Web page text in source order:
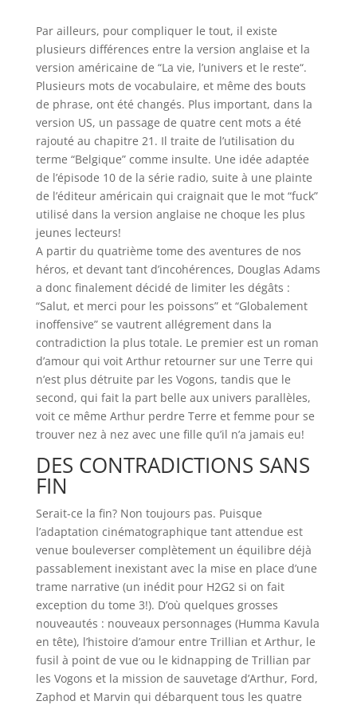
Par ailleurs, pour compliquer le tout, il existe
plusieurs différences entre la version anglaise et la
version américaine de “La vie, l’univers et le reste“.
Plusieurs mots de vocabulaire, et même des bouts
de phrase, ont été changés. Plus important, dans la
version US, un passage de quatre cent mots a été
rajouté au chapitre 21. Il traite de l’utilisation du
terme “Belgique” comme insulte. Une idée adaptée
de l’épisode 10 de la série radio, suite à une plainte
de l’éditeur américain qui craignait que le mot “fuck”
utilisé dans la version anglaise ne choque les plus
jeunes lecteurs!
A partir du quatrième tome des aventures de nos
héros, et devant tant d’incohérences, Douglas Adams
a donc finalement décidé de limiter les dégâts :
“Salut, et merci pour les poissons” et “Globalement
inoffensive” se vautrent allégrement dans la
contradiction la plus totale. Le premier est un roman
d’amour qui voit Arthur retourner sur une Terre qui
n’est plus détruite par les Vogons, tandis que le
second, qui fait la part belle aux univers parallèles,
voit ce même Arthur perdre Terre et femme pour se
trouver nez à nez avec une fille qu’il n’a jamais eu!
DES CONTRADICTIONS SANS
FIN
Serait-ce la fin? Non toujours pas. Puisque
l’adaptation cinématographique tant attendue est
venue bouleverser complètement un équilibre déjà
passablement inexistant avec la mise en place d’une
trame narrative (un inédit pour H2G2 si on fait
exception du tome 3!). D’où quelques grosses
nouveautés : nouveaux personnages (Humma Kavula
en tête), l’histoire d’amour entre Trillian et Arthur, le
fusil à point de vue ou le kidnapping de Trillian par
les Vogons et la mission de sauvetage d’Arthur, Ford,
Zaphod et Marvin qui débarquent tous les quatre